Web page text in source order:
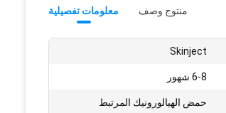
معلومات تفصيلية منتوج وصف
Skinject
6-8 شهور
حمض الهيالورونيك المرتبط